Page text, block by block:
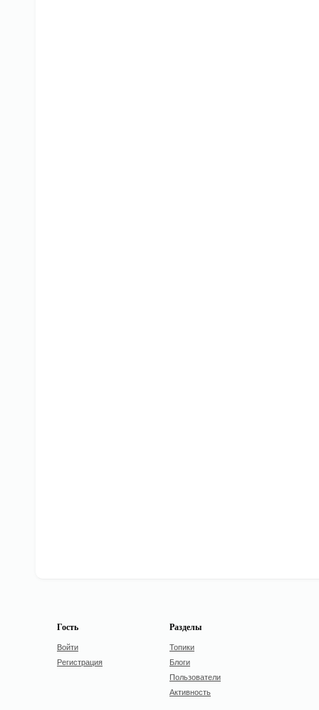
Гость
Войти
Регистрация
Разделы
Топики
Блоги
Пользователи
Активность